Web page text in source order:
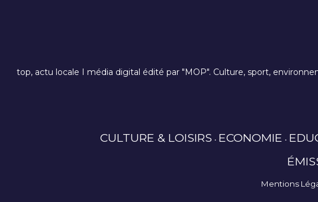
top, actu locale I média digital édité par "MOP". Culture, sport,
CULTURE & LOISIRS ECONOMIE
Mentions